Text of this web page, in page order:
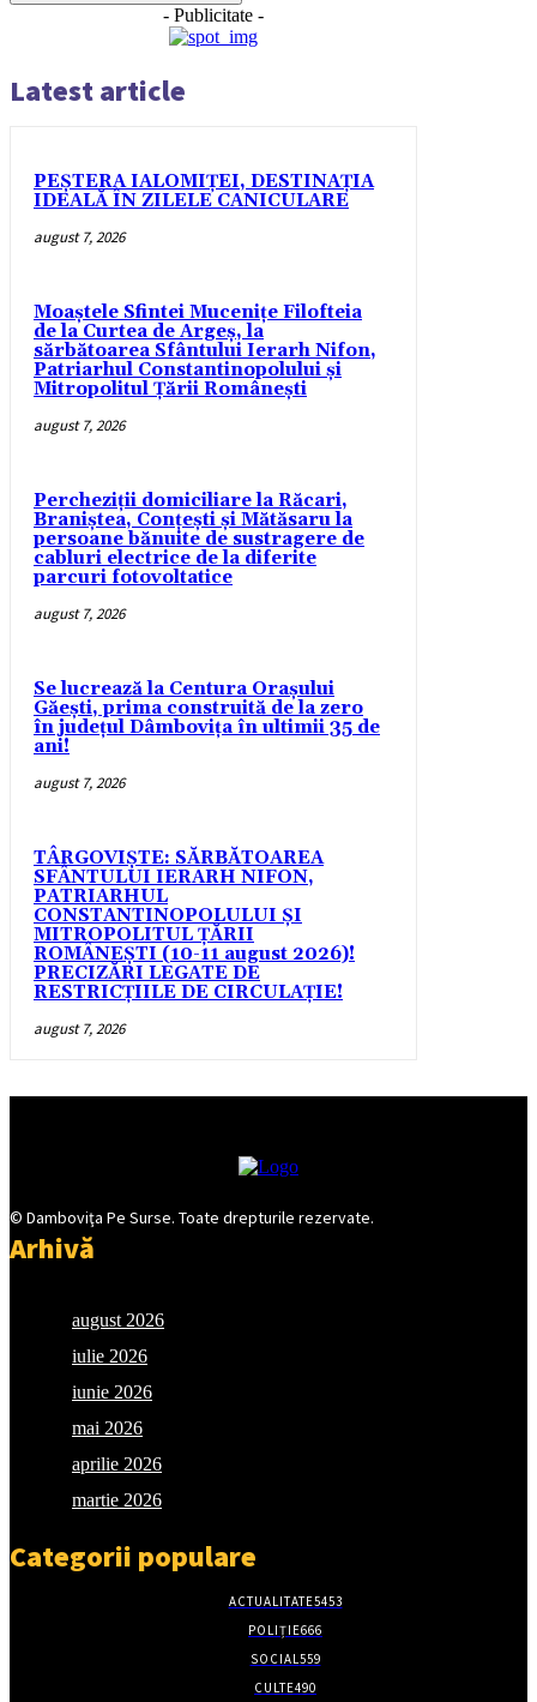
- Publicitate -
Latest article
PEȘTERA IALOMIȚEI, DESTINAȚIA
IDEALĂ ÎN ZILELE CANICULARE
august 7, 2026
Moaștele Sfintei Mucenițe Filofteia
de la Curtea de Argeș, la
sărbătoarea Sfântului Ierarh Nifon,
Patriarhul Constantinopolului și
Mitropolitul Țării Românești
august 7, 2026
Percheziții domiciliare la Răcari,
Braniștea, Conțești și Mătăsaru la
persoane bănuite de sustragere de
cabluri electrice de la diferite
parcuri fotovoltatice
august 7, 2026
Se lucrează la Centura Orașului
Găești, prima construită de la zero
în județul Dâmbovița în ultimii 35 de
ani!
august 7, 2026
TÂRGOVIȘTE: SĂRBĂTOAREA
SFÂNTULUI IERARH NIFON,
PATRIARHUL
CONSTANTINOPOLULUI ŞI
MITROPOLITUL ȚĂRII
ROMÂNEȘTI (10-11 august 2026)!
PRECIZĂRI LEGATE DE
RESTRICȚIILE DE CIRCULAȚIE!
august 7, 2026
© Damboviţa Pe Surse. Toate drepturile rezervate.
Arhivă
august 2026
iulie 2026
iunie 2026
mai 2026
aprilie 2026
martie 2026
Categorii populare
ACTUALITATE5453
POLIȚIE666
SOCIAL 559
CULTE490